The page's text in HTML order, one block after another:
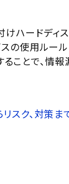
ハードディ
の使用ルー
ことで、情
スク、対策